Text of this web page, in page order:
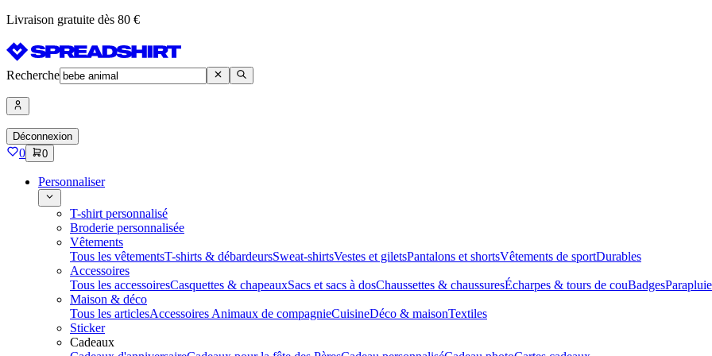
Livraison gratuite dès 80 €
Recherche
Déconnexion
0 0
Personnaliser
T-shirt personnalisé
Broderie personnalisée
Vêtements
Tous les vêtementsT-shirts & débardeursSweat-shirtsVestes et giletsPantalons et shortsVêtements de sportDurables
Accessoires
Tous les accessoiresCasquettes & chapeauxSacs et sacs à dosChaussettes & chaussuresÉcharpes & tours de couBadges
Maison & déco
Tous les articlesAccessoires Animaux de compagnieCuisineDéco & maisonTextiles
Sticker
Cadeaux